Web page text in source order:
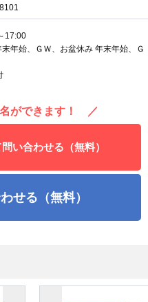
17:00
年始、ＧＷ、お盆休み 年末年始、Ｇ
ができます！ ／
い合わせる（無料）
せる（無料）